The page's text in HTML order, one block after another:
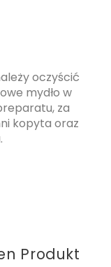
oczyścić
mydło w
za
kopyta oraz
Produkt